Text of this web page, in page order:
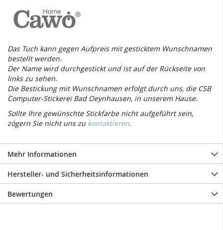
Das Tuch kann gegen Aufpreis mit gesticktem Wunschnamen
bestellt werden.
Der Name wird durchgestickt und ist auf der Rückseite von
links zu sehen.
Die Bestickung mit Wunschnamen erfolgt durch uns, die CSB
Computer-Stickerei Bad Oeynhausen, in unserem Hause.
Sollte Ihre gewünschte Stickfarbe nicht aufgeführt sein,
zögern Sie nicht uns zu kontaktieren.
Mehr Informationen
Hersteller- und Sicherheitsinformationen
Bewertungen